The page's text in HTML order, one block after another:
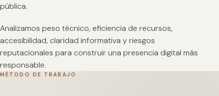
pública.
Analizamos peso técnico, eficiencia de recursos,
accesibilidad, claridad informativa y riesgos
reputacionales para construir una presencia digital más
responsable.
MÉTODO DE TRABAJO